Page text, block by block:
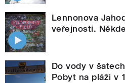
Lennonova
veřejnosti.
Do vody v
Pobyt na pláži v